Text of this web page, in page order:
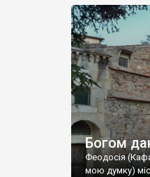
Богом
Феодосія
мою думку)